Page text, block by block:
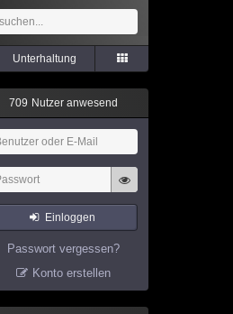
Unterhaltung
709 Nutzer anwesend
Einloggen
Passwort vergessen?
Konto erstellen